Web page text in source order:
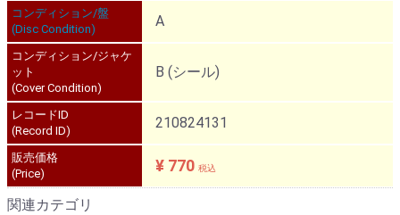
コンディション/盤
(Disc Condition)
A
コンディション/ジャケ
ット
(Cover Condition)
B (シール)
レコードID
(Record ID)
210824131
販売価格
(Price)
¥ 770 税込
関連カテゴリ